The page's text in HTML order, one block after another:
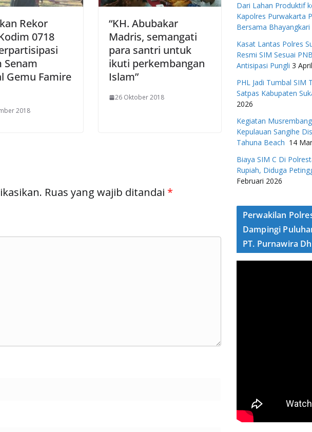
Rekor
0718
Senam
Gemu Famire
2018
“KH. Abubakar
Madris, semangati
para santri untuk
ikuti perkembangan
Islam”
26 Oktober 2018
Ruas yang wajib ditandai *
Dari Lahan Produktif
Kapolres Purwakarta
Bersama Bhayangkari
Kasat Lantas Polres
Resmi SIM Sesuai
Antisipasi Pungli 3
PHL Jadi Tumbal SIM
Satpas Kabupaten
2026
Kegiatan
Kepulauan Sangihe
Tahuna Beach 14
Biaya SIM C Di
Rupiah, Diduga
Februari 2026
Perwakilan
Dampingi
PT. Purnawira